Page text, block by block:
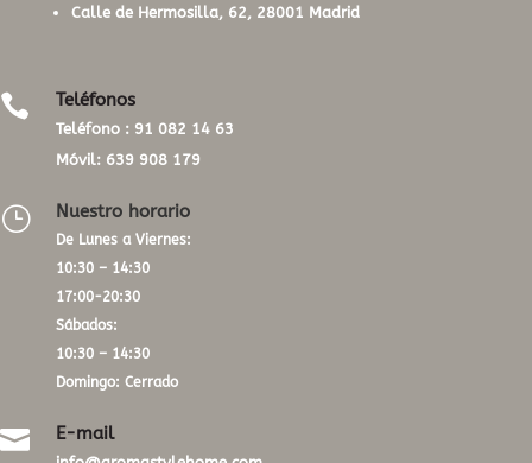
Calle de Hermosilla, 62, 28001 Madrid
 Teléfonos
Teléfono : 91 082 14 63
Móvil: 639 908 179
} Nuestro horario
De Lunes a Viernes:
10:30 – 14:30
17:00-20:30
Sábados:
10:30 – 14:30
Domingo: Cerrado
 E-mail